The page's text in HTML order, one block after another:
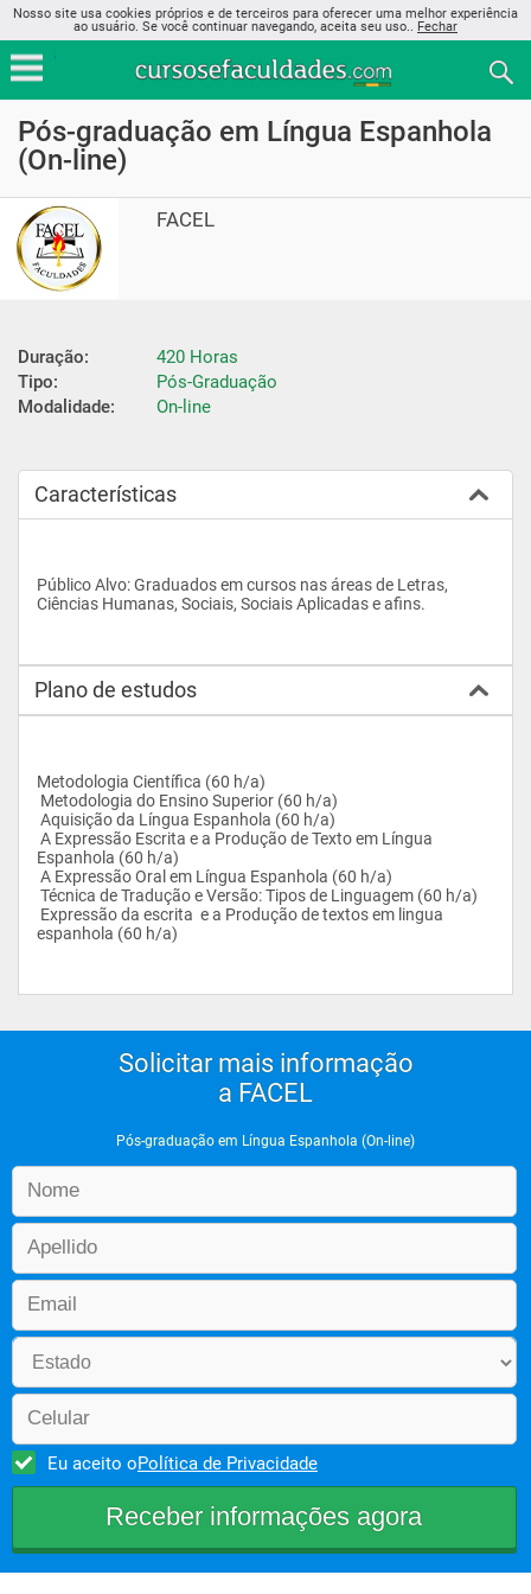
Nosso site usa cookies próprios e de terceiros para oferecer uma melhor experiência
ao usuário. Se você continuar navegando, aceita seu uso.. Fechar
Pós-graduação em Língua Espanhola
(On-line)
FACEL
Duração:
420 Horas
Tipo:
Pós-Graduação
Modalidade:
On-line
Características
Público Alvo: Graduados em cursos nas áreas de Letras,
Ciências Humanas, Sociais, Sociais Aplicadas e afins.
Plano de estudos
Metodologia Científica (60 h/a)
Metodologia do Ensino Superior (60 h/a)
Aquisição da Língua Espanhola (60 h/a)
Espanhola (60 h/a)
A Expressão Oral em Língua Espanhola (60 h/a)
Técnica de Tradução e Versão: Tipos de Linguagem (60 h/a)
espanhola (60 h/a)
Solicitar mais informação
a FACEL
Pós-graduação em Língua Espanhola (On-line)
Eu aceito oPolítica de Privacidade